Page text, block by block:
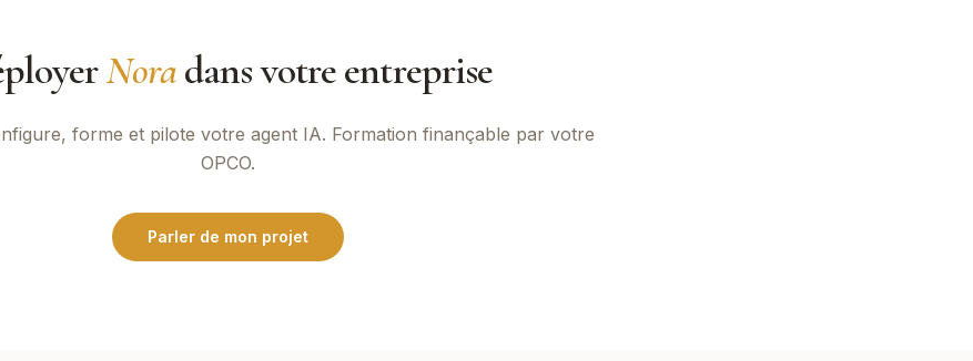
Noradans votre entreprise
forme et pilote votre agent IA. Formation finançable par votre
OPCO.
Parler de mon projet